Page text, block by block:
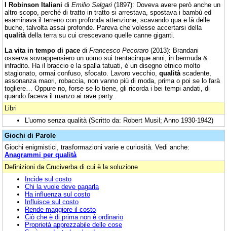
I Robinson Italiani di Emilio Salgari (1897): Doveva avere però anche un
altro scopo, perché di tratto in tratto si arrestava, spostava i bambù ed
esaminava il terreno con profonda attenzione, scavando qua e là delle
buche, talvolta assai profonde. Pareva che volesse accertarsi della
qualità della terra su cui crescevano quelle canne giganti.
La vita in tempo di pace di Francesco Pecoraro (2013): Brandani
osserva sovrappensiero un uomo sui trentacinque anni, in bermuda &
infradito. Ha il braccio e la spalla tatuati, è un disegno etnico molto
stagionato, ormai confuso, sfocato. Lavoro vecchio, qualità scadente,
assonanza maori, robaccia, non vanno più di moda, prima o poi se lo farà
togliere… Oppure no, forse se lo tiene, gli ricorda i bei tempi andati, di
quando faceva il manzo ai rave party.
Libri
L'uomo senza qualità (Scritto da: Robert Musil; Anno 1930-1942)
Giochi di Parole
Giochi enigmistici, trasformazioni varie e curiosità. Vedi anche:
Anagrammi per qualità
Definizioni da Cruciverba di cui è la soluzione
Incide sul costo
Chi la vuole deve pagarla
Ha influenza sul costo
Influisce sul costo
Rende maggiore il costo
Ciò che è di prima non è ordinario
Proprietà apprezzabile delle cose